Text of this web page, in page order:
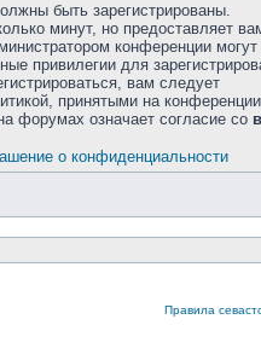
быть зарегистрированы.
минут, но предоставляет
конференции
привилегии для
вам следует
принятыми на
форумах означает согласие со
о конфиденциальности
Правила